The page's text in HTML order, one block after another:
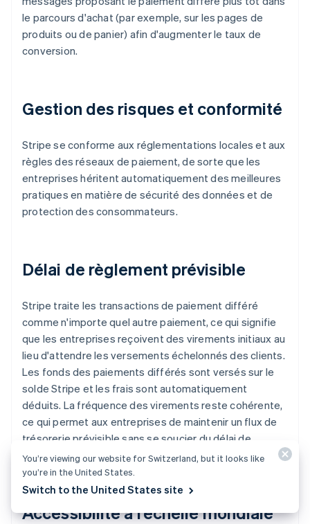
le parcours d'achat (par exemple, sur les pages de
produits ou de panier) afin d'augmenter le taux de
conversion.
Gestion des risques et conformité
Stripe se conforme aux réglementations locales et aux
règles des réseaux de paiement, de sorte que les
entreprises héritent automatiquement des meilleures
pratiques en matière de sécurité des données et de
protection des consommateurs.
Délai de règlement prévisible
Stripe traite les transactions de paiement différé
comme n'importe quel autre paiement, ce qui signifie
que les entreprises reçoivent des virements initiaux au
lieu d'attendre les versements échelonnés des clients.
Les fonds des paiements différés sont versés sur le
solde Stripe et les frais sont automatiquement
déduits. La fréquence des virements reste cohérente,
ce qui permet aux entreprises de maintenir un flux de
trésorerie prévisible sans se soucier du délai de
règlement des paiements différés.
Accessibilité à l’échelle mondiale
You’re viewing our website for Switzerland, but it looks like
you’re in the United States.
Switch to the United States site